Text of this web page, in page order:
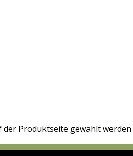
Produktseite gewählt werden